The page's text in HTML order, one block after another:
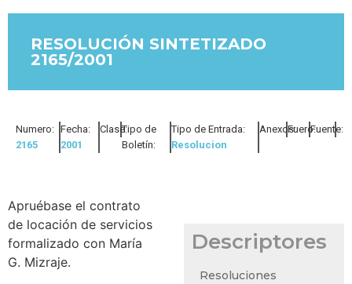
RESOLUCIÓN SINTETIZADO
2165/2001
Numero:
2165
Fecha:
2001
Clase:Tipo de
Boletín:
Tipo de Entrada:
Resolucion
Anexos:Fuero:Fuente:
Apruébase el contrato
de locación de servicios
formalizado con María
G. Mizraje.
Descriptores
Resoluciones